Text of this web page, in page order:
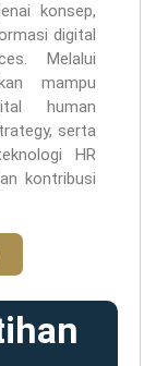
konsep,
digital
Melalui
mampu
human
serta
HR
kontribusi